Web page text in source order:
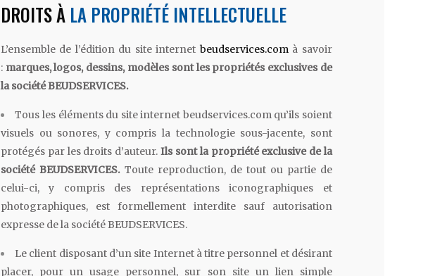
DROITS À LA PROPRIÉTÉ INTELLECTUELLE
L’ensemble de l’édition du site internet beudservices.comà savoir
: marques, logos, dessins, modèles sont les propriétés exclusives de
la société BEUDSERVICES.
Tous les éléments du site internet beudservices.com qu’ils soient
visuels ou sonores, y compris la technologie sous-jacente, sont
protégés par les droits d’auteur.Ils sont la propriété exclusive de la
société BEUDSERVICES.Toute reproduction, de tout ou partie de
celui-ci, y compris des représentations iconographiques et
photographiques, est formellement interdite sauf autorisation
expresse de la société BEUDSERVICES.
Le client disposant d’un site Internet à titre personnel et désirant
placer, pour un usage personnel, sur son site un lien simple